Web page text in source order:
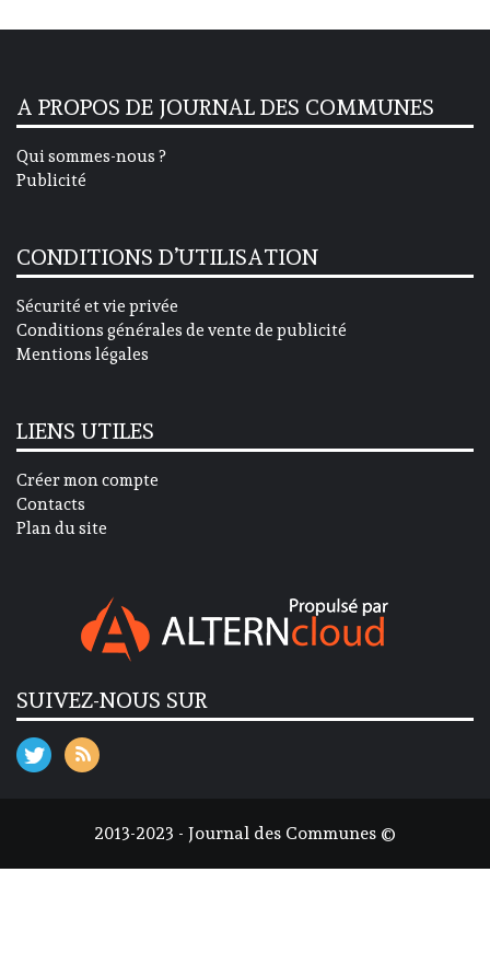
A PROPOS DE JOURNAL DES COMMUNES
Qui sommes-nous ?
Publicité
CONDITIONS D’UTILISATION
Sécurité et vie privée
Conditions générales de vente de publicité
Mentions légales
LIENS UTILES
Créer mon compte
Contacts
Plan du site
SUIVEZ-NOUS SUR
2013-2023 - Journal des Communes ©